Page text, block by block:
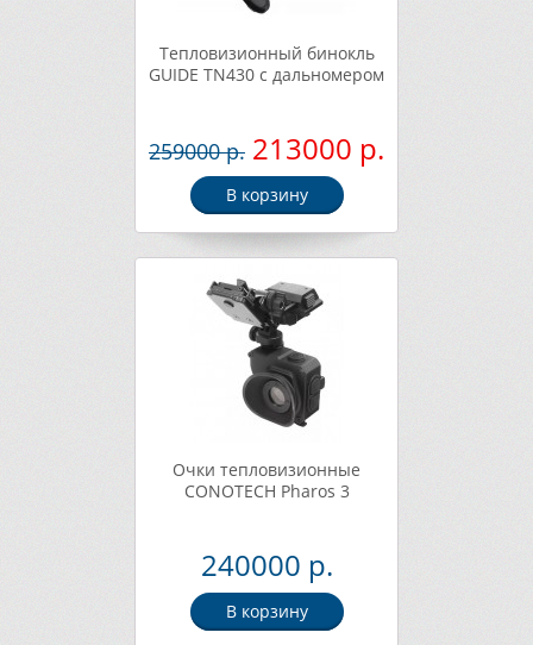
Тепловизионный бинокль
GUIDE TN430 с дальномером
259000 р. 213000 р.
В корзину
Очки тепловизионные
CONOTECH Pharos 3
240000 р.
В корзину